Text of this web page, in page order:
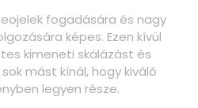
fogadására és nagy
képes. Ezen kívül
kimeneti skálázást és
mást kínál, hogy kiváló
legyen része.